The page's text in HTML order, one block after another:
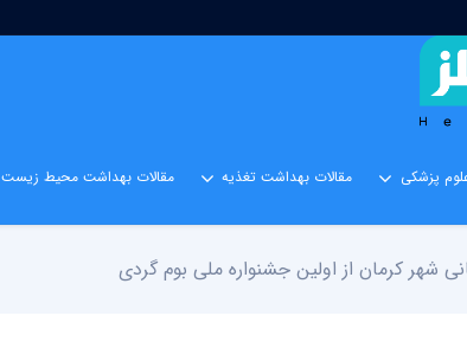
پزشکی مقالات بهداشت تغذیه مقالات بهداشت محیط زیست
شهر کرمان از اولین جشنواره ملی بوم گردی